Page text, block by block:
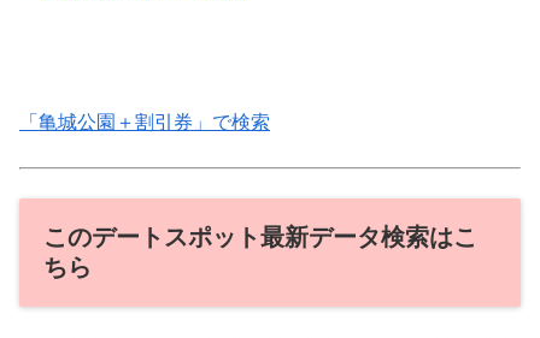
「亀城公園＋割引券」で検索
このデートスポット最新データ検索はこ
ちら